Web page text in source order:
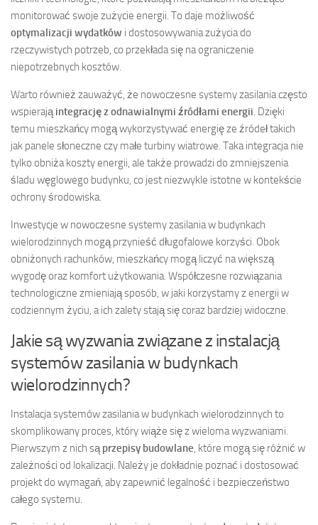
monitorować swoje zużycie energii. To daje możliwość
optymalizacji wydatków i dostosowywania zużycia do
rzeczywistych potrzeb, co przekłada się na ograniczenie
niepotrzebnych kosztów.
Warto również zauważyć, że nowoczesne systemy zasilania często
wspierająintegrację z odnawialnymi źródłami energii. Dzięki
temu mieszkańcy mogą wykorzystywać energię ze źródeł takich
jak panele słoneczne czy małe turbiny wiatrowe. Taka integracja nie
tylko obniża koszty energii, ale także prowadzi do zmniejszenia
śladu węglowego budynku, co jest niezwykle istotne w kontekście
ochrony środowiska.
Inwestycje w nowoczesne systemy zasilania w budynkach
wielorodzinnych mogą przynieść długofalowe korzyści. Obok
obniżonych rachunków, mieszkańcy mogą liczyć na większą
wygodę oraz komfort użytkowania. Współczesne rozwiązania
technologiczne zmieniają sposób, w jaki korzystamy z energii w
codziennym życiu, a ich zalety stają się coraz bardziej widoczne.
Jakie są wyzwania związane z instalacją
systemów zasilania w budynkach
wielorodzinnych?
Instalacja systemów zasilania w budynkach wielorodzinnych to
skomplikowany proces, który wiąże się z wieloma wyzwaniami.
Pierwszym z nich sąprzepisy budowlane, które mogą się różnić w
zależności od lokalizacji. Należy je dokładnie poznać i dostosować
projekt do wymagań, aby zapewnić legalność i bezpieczeństwo
całego systemu.